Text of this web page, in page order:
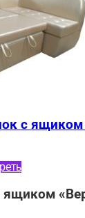
с ящиком
ящиком